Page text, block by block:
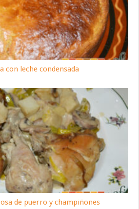
con leche condensada
de puerro y champiñones